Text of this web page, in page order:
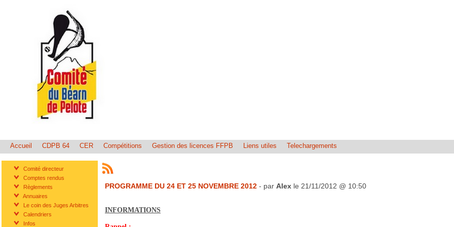
Accueil CDPB 64 CER Compétitions Gestion des licences FFPB Liens utiles Telechargements
Comité directeur
Comptes rendus
Règlements
Annuaires
Le coin des Juges Arbitres
Calendriers
Infos
PROGRAMME DU 24 ET 25 NOVEMBRE 2012 - par Alex le 21/11/2012 @ 10:50
INFORMATIONS